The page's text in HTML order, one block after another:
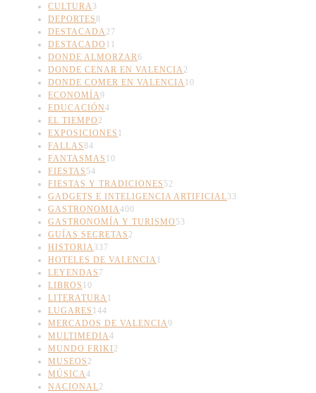
CULTURA3
DEPORTES8
DESTACADA27
DESTACADO 11
DONDE ALMORZAR6
DONDE CENAR EN VALENCIA2
DONDE COMER EN VALENCIA10
ECONOMÍA9
EDUCACIÓN4
EL TIEMPO 2
EXPOSICIONES 1
FALLAS84
FANTASMAS 10
FIESTAS 54
FIESTAS Y TRADICIONES 52
GADGETS E INTELIGENCIA ARTIFICIAL33
GASTRONOMIA400
GASTRONOMÍA Y TURISMO 53
GUÍAS SECRETAS 2
HISTORIA337
HOTELES DE VALENCIA1
LEYENDAS 7
LIBROS 10
LITERATURA1
LUGARES 144
MERCADOS DE VALENCIA9
MULTIMEDIA4
MUNDO FRIKI2
MUSEOS 2
MÚSICA4
NACIONAL2